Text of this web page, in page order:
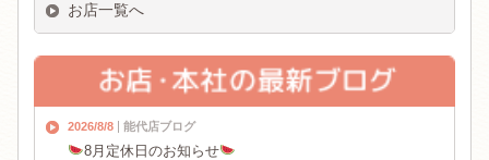
お店一覧へ
2026/8/8 能代店ブログ
8月定休日のお知らせ